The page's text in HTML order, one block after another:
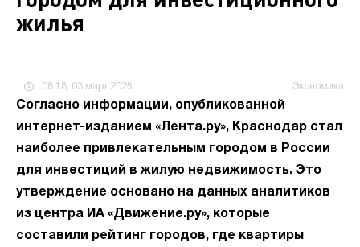
жилья
08:18, 03 март 2025 Экономика
Согласно информации, опубликованной
интернет-изданием «Лента.ру», Краснодар стал
наиболее привлекательным городом в России
для инвестиций в жилую недвижимость. Это
утверждение основано на данных аналитиков
из центра ИА «Движение.ру», которые
составили рейтинг городов, где квартиры